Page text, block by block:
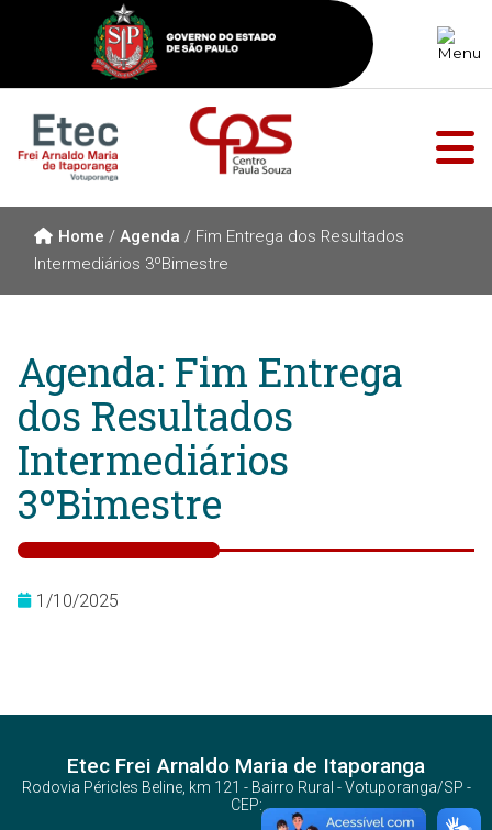
Home / Agenda / Fim Entrega dos Resultados
Intermediários 3ºBimestre
Agenda: Fim Entrega
dos Resultados
Intermediários
3ºBimestre
1/10/2025
Etec Frei Arnaldo Maria de Itaporanga
Rodovia Péricles Beline, km 121 - Bairro Rural - Votuporanga/SP -
CEP: